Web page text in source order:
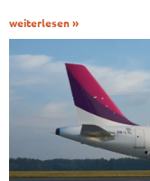
weiterlesen »